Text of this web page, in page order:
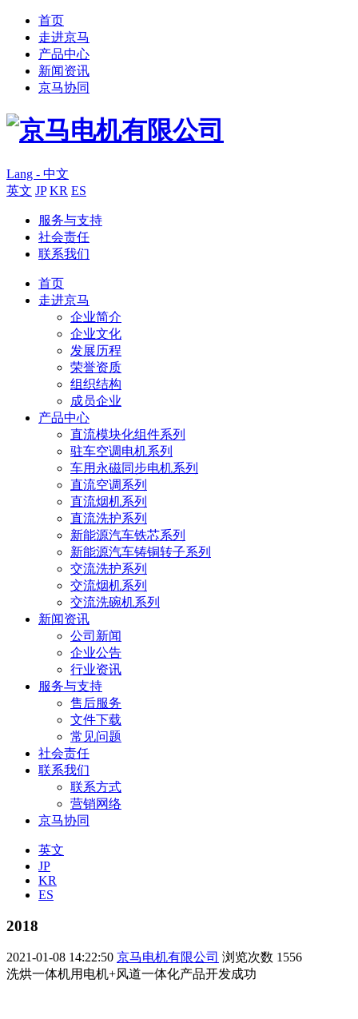
首页
走进京马
产品中心
新闻资讯
京马协同
Lang - 中文
英文 JP KR ES
服务与支持
社会责任
联系我们
首页
走进京马
企业简介
企业文化
发展历程
荣誉资质
组织结构
成员企业
产品中心
直流模块化组件系列
驻车空调电机系列
车用永磁同步电机系列
直流空调系列
直流烟机系列
直流洗护系列
新能源汽车铁芯系列
新能源汽车铸铜转子系列
交流洗护系列
交流烟机系列
交流洗碗机系列
新闻资讯
公司新闻
企业公告
行业资讯
服务与支持
售后服务
文件下载
常见问题
社会责任
联系我们
联系方式
营销网络
京马协同
英文
JP
KR
ES
2018
2021-01-08 14:22:50 京马电机有限公司 浏览次数 1556
洗烘一体机用电机+风道一体化产品开发成功